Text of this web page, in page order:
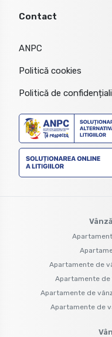
Contact
ANPC
Politică cookies
Politică de
Apartamente de
Apartamente de
Apartamente de
Apartamente de